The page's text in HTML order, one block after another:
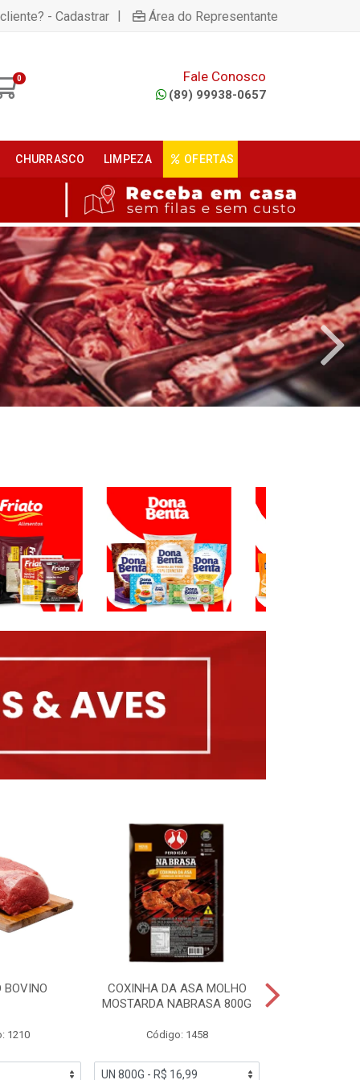
- Cadastrar | Área do Representante
0 Fale Conosco
(89) 99938-0657
CHURRASCO LIMPEZA OFERTAS
BOVINO
1210
COXINHA DA ASA MOLHO
MOSTARDA NABRASA 800G
Código: 1458